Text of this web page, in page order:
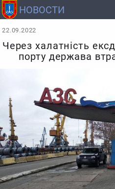
22.09.2022
Через халатність
порту держава